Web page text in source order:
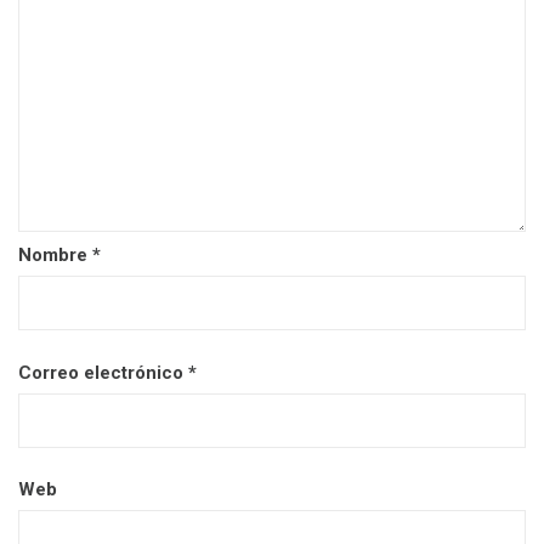
Nombre *
Correo electrónico *
Web